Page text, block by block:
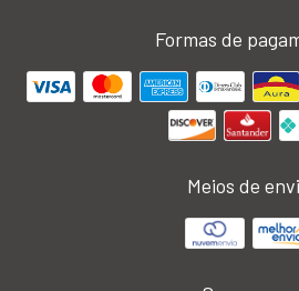
Formas de
Meios de